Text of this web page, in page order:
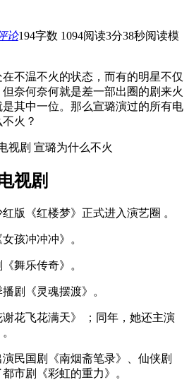
论194字数 1094阅读3分38秒阅读模
不温不火的状态，而有的明星不仅
奈何奈何就是差一部出圈的剧来火
其中一位。那么宣璐演过的所有电
火？
视剧
版《红楼梦》正式进入演艺圈 。
孩冲冲冲》。
舞乐传奇》。
剧《灵魂摆渡》。
花飞花满天》 ；同年，她还主演
民国剧《南烟斋笔录》、仙侠剧
市剧《彩虹的重力》。